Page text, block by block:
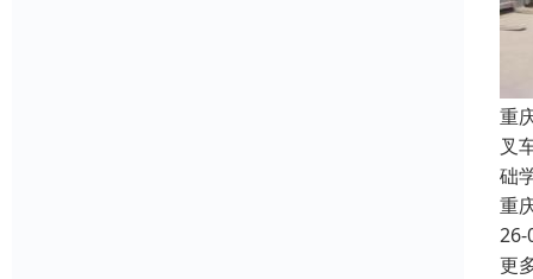
重
叉
础
重
26-
更